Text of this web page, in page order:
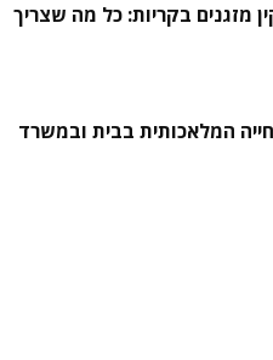
מזגנים בקריות: כל מה שצריך
המלאכותית בבית ובמשרד